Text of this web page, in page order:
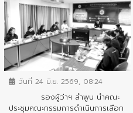
ข่าวสารจังหวัด
วันที่ 24 มิ.ย. 2569, 08:24
รองผู้ว่าฯ ลำพูน นำคณะ
ประชุมคณะกรรมการดำเนินการเลือก